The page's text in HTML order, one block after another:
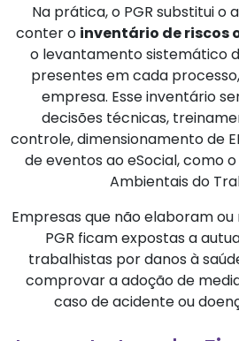
Na prática, o PGR substitui o
conter o inventário de riscos
o levantamento sistemático
presentes em cada
empresa. Esse inventário
decisões técnicas,
controle, dimensionamento de
de eventos ao eSocial, como
Ambientais do
Empresas que não elaboram
PGR ficam expostas a
trabalhistas por danos à
comprovar a adoção de
caso de acidente ou